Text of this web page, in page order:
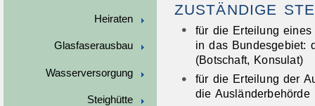
Heiraten
Glasfaserausbau
Wasserversorgung
Steighütte
ZUSTÄNDIGE
für die Erteilung
in das Bundesgebiet:
(Botschaft, Konsulat)
für die Erteilung der
die Ausländerbehörde